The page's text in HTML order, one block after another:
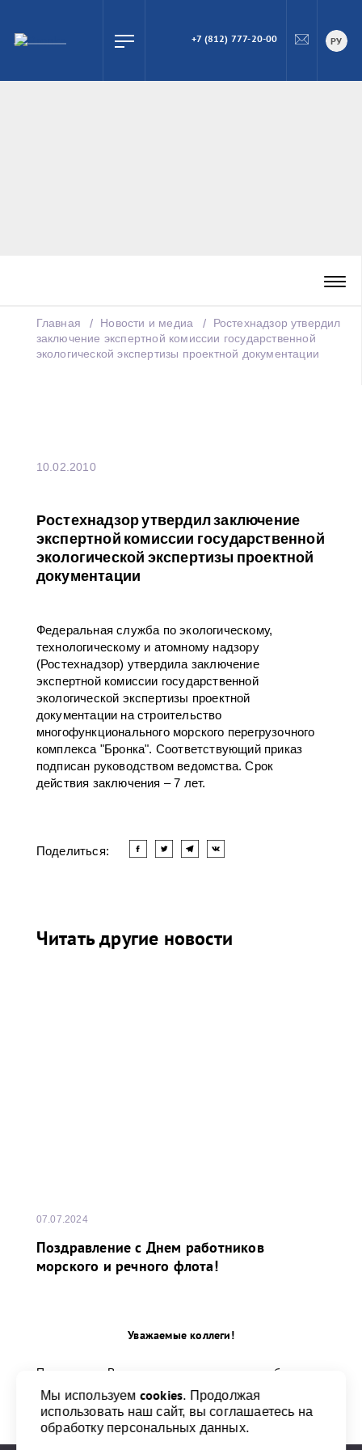
ПОИСК
+7 (812) 777-20-00 РУ
Главная Новости и медиа
Ростехнадзор утвердил
заключение экспертной комиссии государственной
экологической экспертизы проектной документации
10.02.2010
Ростехнадзор утвердил заключение
экспертной комиссии государственной
экологической экспертизы проектной
документации
Федеральная служба по экологическому,
технологическому и атомному надзору
(Ростехнадзор) утвердила заключение
экспертной комиссии государственной
экологической экспертизы проектной
документации на строительство
многофункционального морского перегрузочного
комплекса "Бронка". Соответствующий приказ
подписан руководством ведомства. Срок
действия заключения – 7 лет.
Поделиться:
Читать другие новости
07.07.2024
Поздравление с Днем работников
морского и речного флота!
Уважаемые коллеги!
Поздравляю Вас, всех тех, кто трудится на благо
праздником!
...
Мы используем cookies. Продолжая
использовать наш сайт, вы соглашаетесь на
обработку персональных данных.